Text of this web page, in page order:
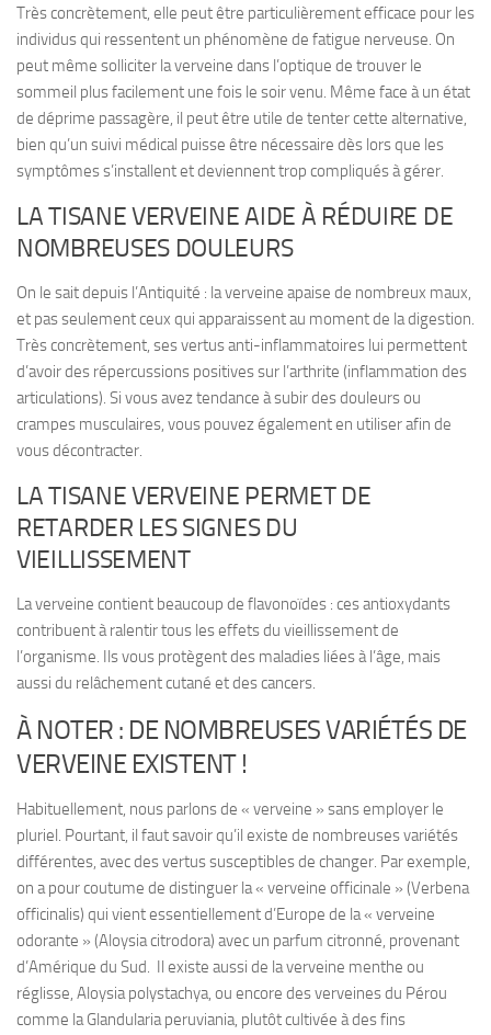
Très concrètement, elle peut être particulièrement efficace pour les
individus qui ressentent un phénomène de fatigue nerveuse. On
peut même solliciter la verveine dans l’optique de trouver le
sommeil plus facilement une fois le soir venu. Même face à un état
de déprime passagère, il peut être utile de tenter cette alternative,
bien qu’un suivi médical puisse être nécessaire dès lors que les
symptômes s’installent et deviennent trop compliqués à gérer.
LA TISANE VERVEINE AIDE À RÉDUIRE DE
NOMBREUSES DOULEURS
On le sait depuis l’Antiquité : laverveine apaise de nombreux maux,
et pas seulement ceux qui apparaissent au moment de la digestion.
Très concrètement, ses vertus anti-inflammatoires lui permettent
d’avoir des répercussions positives sur l’arthrite (inflammation des
articulations). Si vous avez tendance à subir des douleurs ou
crampes musculaires, vous pouvez également en utiliser afin de
vous décontracter.
LA TISANE VERVEINE PERMET DE
RETARDER LES SIGNES DU
VIEILLISSEMENT
La verveine contient beaucoup de flavonoïdes : ces antioxydants
contribuent àralentir tous les effets du vieillissement de
l’organisme. Ils vous protègent des maladies liées à l’âge, mais
aussi du relâchement cutané et des cancers.
À NOTER : DE NOMBREUSES VARIÉTÉS DE
VERVEINE EXISTENT !
Habituellement, nous parlons de « verveine » sans employer le
pluriel. Pourtant, il faut savoir qu’il existe de nombreuses variétés
différentes, avec des vertus susceptibles de changer. Par exemple,
on a pour coutume de distinguer la « verveine officinale » (Verbena
officinalis) qui vient essentiellement d’Europe de la « verveine
odorante » (Aloysia citrodora) avec un parfum citronné, provenant
d’Amérique du Sud. Il existe aussi de la verveine menthe ou
réglisse, Aloysia polystachya, ou encore des verveines du Pérou
comme laGlandularia peruviania, plutôt cultivée à des fins